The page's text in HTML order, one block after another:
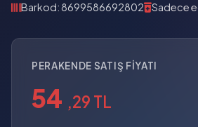
Barkod: 8699586692802
Sadece
PERAKENDE SATIŞ FIYATI
54 ,29 TL